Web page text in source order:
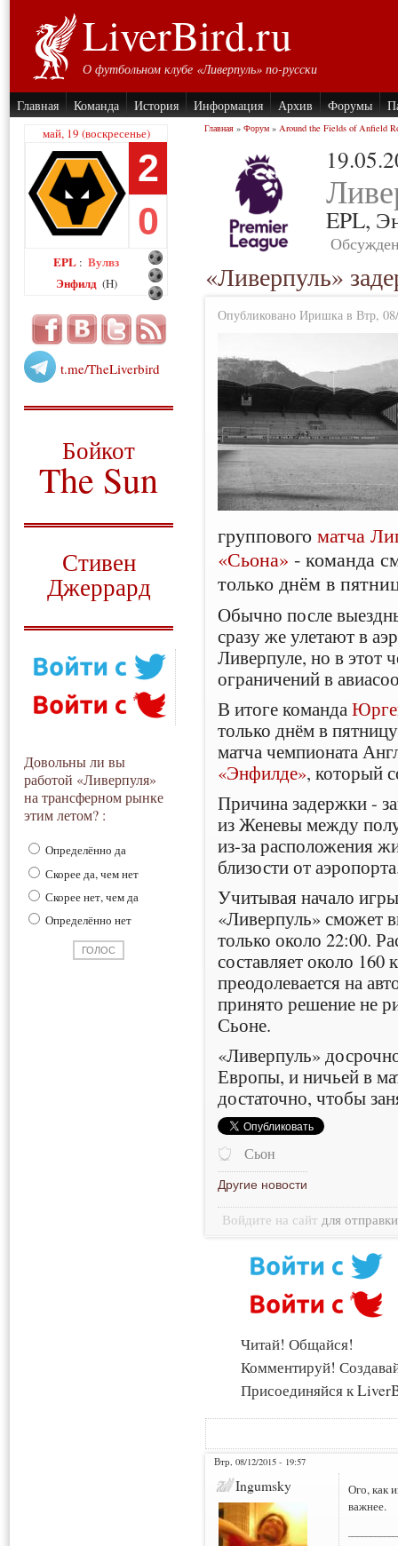
LiverBird.ru
О футбольном клубе «Ливерпуль» по-русски
Главная Команда История Информация Архив Форумы
май, 19 (воскресенье)
2
0
EPL : Вулвз
Энфилд (H)
t.me/TheLiverbird
Бойкот
The Sun
Стивен
Джеррард
Довольны ли вы
работой «Ливерпуля»
на трансферном рынке
этим летом? :
Определённо да
Скорее да, чем нет
Скорее нет, чем да
Определённо нет
Главная » Форум » Around the Fields of Anfield
EPL,
«Ливерпуль»
Опубликовано Иришка в Втр,
групповогоматча
«Сьона» - команда
только днём в
Обычно после
сразу же улетают в
Ливерпуле, но в этот
ограничений в
В итоге команда
только днём в
матча чемпионата
«Энфилде», который
Причина задержки -
из Женевы между
из-за расположения
близости от
Учитывая начало
«Ливерпуль» сможет
только около 22:00.
составляет около 160
преодолевается на
принято решение не
Сьоне.
«Ливерпуль»
Европы, и ничьей в
достаточно, чтобы
Сьон
Другие новости
Войдите на сайт для
Читай! Общайся!
Комментируй!
Присоединяйся к
Втр, 08/12/2015 - 19:57
Ingumsky
Ого, как
важнее.